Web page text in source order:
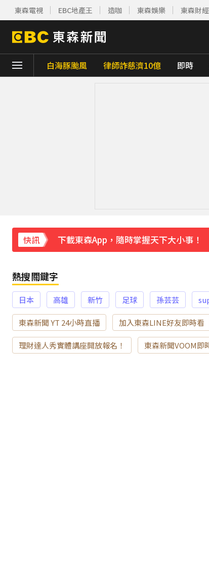
東森電視 EBC地產王 造咖 東森娛樂 東森財經
白海豚颱風 律師詐慈濟10億 即時
快訊
下載東森App，隨時掌握天下大小事！
獨家／又有名店遭冒用詐
無效
熱搜關鍵字
日本 高雄 新竹 足球 孫芸芸
東森新聞 YT 24小時直播 加入東森LINE好友即時看
理財達人秀實體講座開放報名！ 東森新聞VOOM即